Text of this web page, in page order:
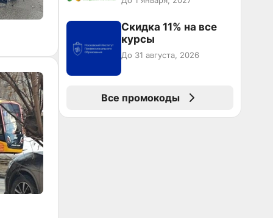
Скидка 11% на все
курсы
До 31 августа, 2026
Все промокоды